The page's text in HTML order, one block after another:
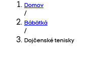
Domov
/
Bábätká
/
Dojčenské tenisky